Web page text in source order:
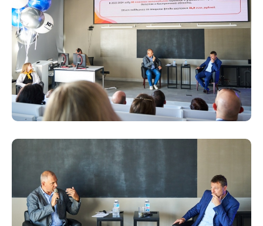
8 (4942) 42-35-83
Версия для слабовидящих
ЛИЧНЫЙ КАБИНЕТ